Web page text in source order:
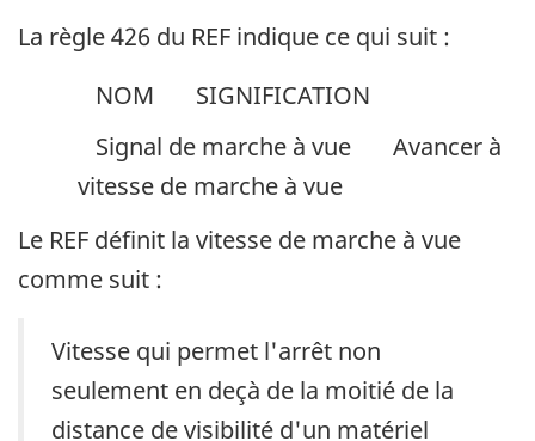
La règle 426 du REF indique ce qui suit :
NOM
SIGNIFICATION
Signal de marche à vue
Avancer à
vitesse de marche à vue
Le REF définit la vitesse de marche à vue
comme suit :
Vitesse qui permet l'arrêt non
seulement en deçà de la moitié de la
distance de visibilité d'un matériel